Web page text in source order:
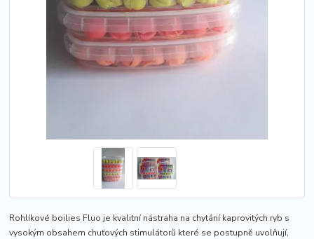
Rohlíkové boilies Fluo je kvalitní nástraha na chytání kaprovitých ryb s
vysokým obsahem chuťových stimulátorů které se postupně uvolňují,